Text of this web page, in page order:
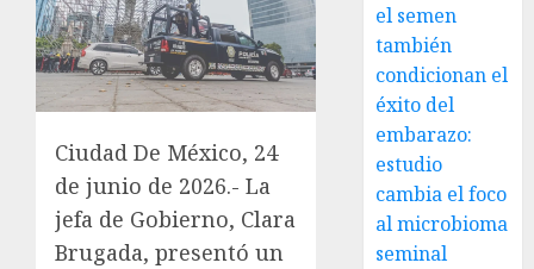
Ciudad De México, 24
de junio de 2026.- La
jefa de Gobierno, Clara
Brugada, presentó un
el semen
también
condicionan el
éxito del
embarazo:
estudio
cambia el foco
al microbioma
seminal